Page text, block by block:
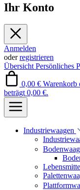
Ihr Konto
Anmelden
oderregistrieren
Übersicht Persönliches
0,00 € Warenkorb
beträgt 0,00 €.
Industriewaagen